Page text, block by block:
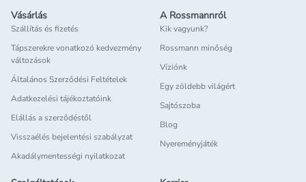
Vásárlás
Szállítás és fizetés
Tápszerekre vonatkozó kedvezmény
változások
Általános Szerződési Feltételek
Adatkezelési tájékoztatóink
Elállás a szerződéstől
Visszaélés bejelentési szabályzat
Akadálymentességi nyilatkozat
A Rossmannról
Kik vagyunk?
Rossmann minőség
Víziónk
Egy zöldebb világért
Sajtószoba
Blog
Nyereményjáték